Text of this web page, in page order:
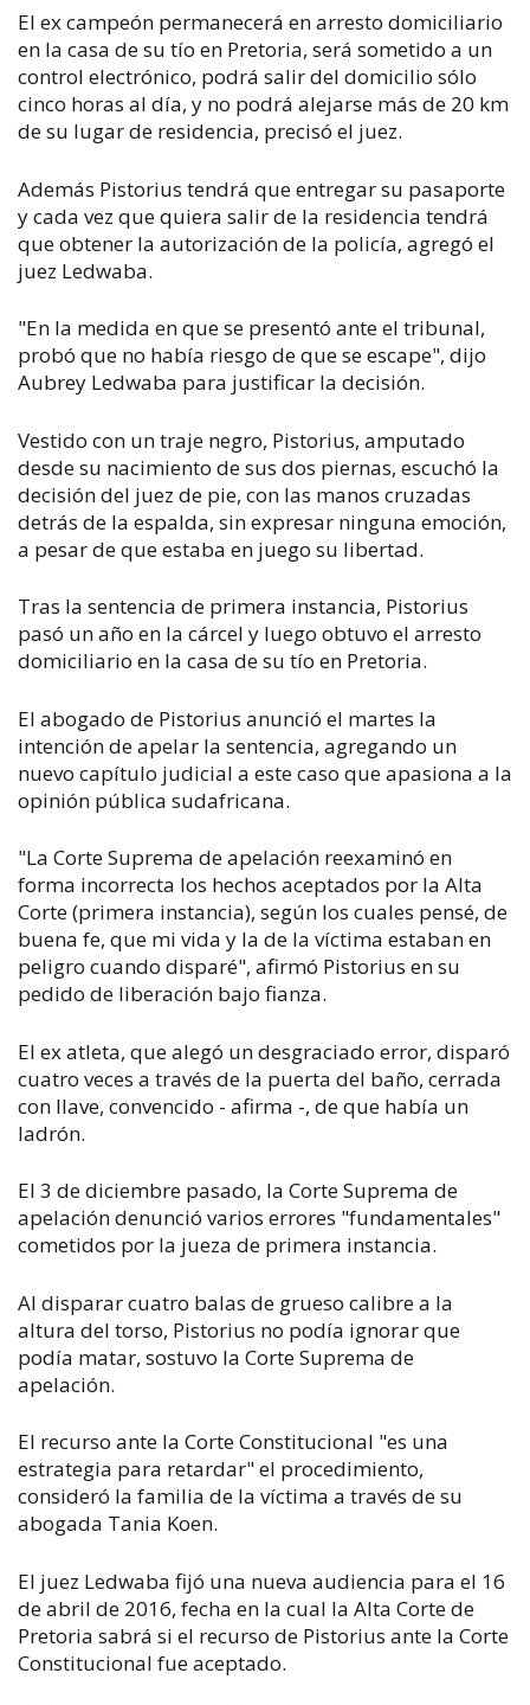
El ex campeón permanecerá en arresto domiciliario
en la casa de su tío en Pretoria, será sometido a un
control electrónico, podrá salir del domicilio sólo
cinco horas al día, y no podrá alejarse más de 20 km
de su lugar de residencia, precisó el juez.
Además Pistorius tendrá que entregar su pasaporte
y cada vez que quiera salir de la residencia tendrá
que obtener la autorización de la policía, agregó el
juez Ledwaba.
"En la medida en que se presentó ante el tribunal,
probó que no había riesgo de que se escape", dijo
Aubrey Ledwaba para justificar la decisión.
Vestido con un traje negro, Pistorius, amputado
desde su nacimiento de sus dos piernas, escuchó la
decisión del juez de pie, con las manos cruzadas
detrás de la espalda, sin expresar ninguna emoción,
a pesar de que estaba en juego su libertad.
Tras la sentencia de primera instancia, Pistorius
pasó un año en la cárcel y luego obtuvo el arresto
domiciliario en la casa de su tío en Pretoria.
El abogado de Pistorius anunció el martes la
intención de apelar la sentencia, agregando un
nuevo capítulo judicial a este caso que apasiona a la
opinión pública sudafricana.
"La Corte Suprema de apelación reexaminó en
forma incorrecta los hechos aceptados por la Alta
Corte (primera instancia), según los cuales pensé, de
buena fe, que mi vida y la de la víctima estaban en
peligro cuando disparé", afirmó Pistorius en su
pedido de liberación bajo fianza.
El ex atleta, que alegó un desgraciado error, disparó
cuatro veces a través de la puerta del baño, cerrada
con llave, convencido - afirma -, de que había un
ladrón.
El 3 de diciembre pasado, la Corte Suprema de
apelación denunció varios errores "fundamentales"
cometidos por la jueza de primera instancia.
Al disparar cuatro balas de grueso calibre a la
altura del torso, Pistorius no podía ignorar que
podía matar, sostuvo la Corte Suprema de
apelación.
El recurso ante la Corte Constitucional "es una
estrategia para retardar" el procedimiento,
consideró la familia de la víctima a través de su
abogada Tania Koen.
El juez Ledwaba fijó una nueva audiencia para el 16
de abril de 2016, fecha en la cual la Alta Corte de
Pretoria sabrá si el recurso de Pistorius ante la Corte
Constitucional fue aceptado.